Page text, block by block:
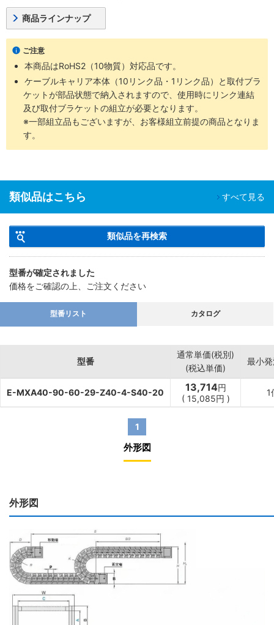
商品ラインナップ
ご注意
本商品はRoHS2（10物質）対応品です。
ケーブルキャリア本体（10リンク品・1リンク品）と取付ブラ
ケットが部品状態で納入されますので、使用時にリンク連結
及び取付ブラケットの組立が必要となります。
※一部組立品もございますが、お客様組立前提の商品となりま
す。
類似品はこちら すべて見る
類似品を再検索
型番が確定されました
価格をご確認の上、ご注文ください
型番リスト カタログ
型番
通常単価(税別)
(税込単価)
最小
E-MXA40-90-60-29-Z40-4-S40-20 13,714円
( 15,085円 )
1
1
外形図
外形図